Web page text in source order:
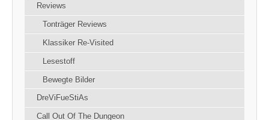
Reviews
Tonträger Reviews
Klassiker Re-Visited
Lesestoff
Bewegte Bilder
DreViFueStiAs
Call Out Of The Dungeon